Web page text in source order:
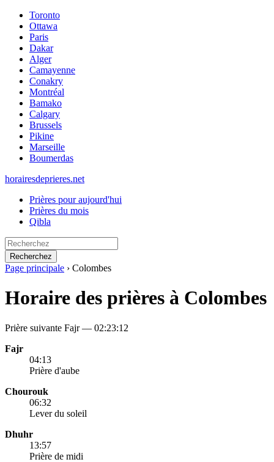
Toronto
Ottawa
Paris
Dakar
Alger
Camayenne
Conakry
Montréal
Bamako
Calgary
Brussels
Pikine
Marseille
Boumerdas
horairesdeprieres.net
Prières pour aujourd'hui
Prières du mois
Qibla
Recherchez
Page principale › Colombes
Horaire des prières à Colombes
Prière suivante Fajr — 02:23:12
Fajr
04:13
Prière d'aube
Chourouk
06:32
Lever du soleil
Dhuhr
13:57
Prière de midi